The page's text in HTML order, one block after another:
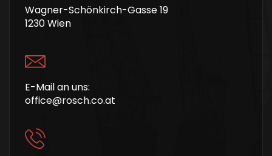
Wagner-Schönkirch-Gasse 19
1230 Wien
E-Mail an uns:
office@rosch.co.at